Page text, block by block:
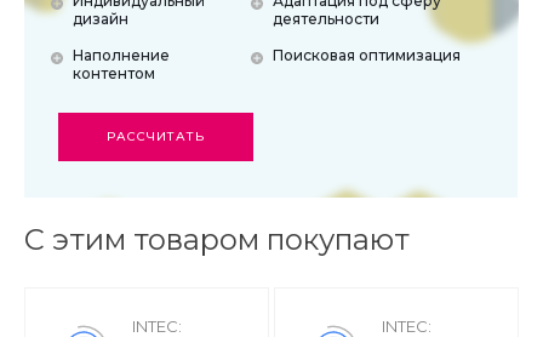
дизайн
Наполнение
контентом
деятельности
Поисковая оптимизация
РАССЧИТАТЬ
С этим товаром покупают
INTEC:
INTEC: